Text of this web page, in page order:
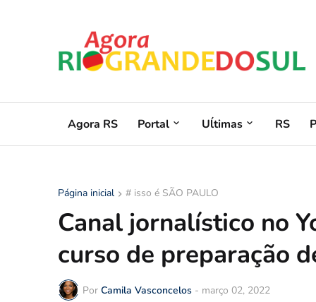
Agora RS Portal Uĺtimas RS
Página inicial # isso é SÃO PAULO
Canal jornalístico no
curso de preparação
Por Camila Vasconcelos - março 02, 2022